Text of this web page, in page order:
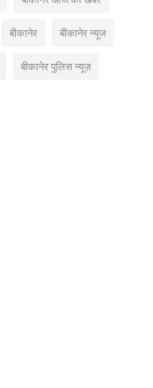
बीकानेर बीकानेर न्यूज
बीकानेर पुलिस न्यूज़